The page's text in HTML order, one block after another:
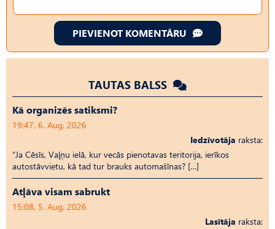
PIEVIENOT KOMENTĀRU
TAUTAS BALSS
Kā organizēs satiksmi?
19:47, 6. Aug, 2026
Iedzīvotāja raksta:
“Ja Cēsīs, Vaļņu ielā, kur vecās pienotavas teritorija, ierīkos
autostāvvietu, kā tad tur brauks automašīnas? […]
Atļāva visam sabrukt
15:08, 5. Aug, 2026
Lasītāja raksta: